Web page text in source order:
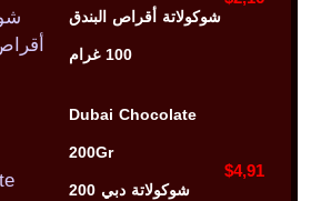
شوكولاتة أقراص البندق
100 غرام
Dubai Chocolate
200Gr
شوكولاتة دبي 200
$4,91